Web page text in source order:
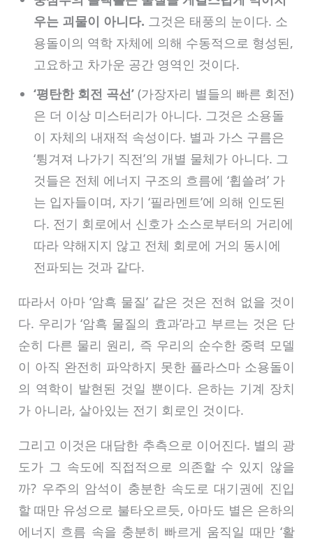
우는 괴물이 아니다. 그것은 태풍의 눈이다. 소
용돌이의 역학 자체에 의해 수동적으로 형성된,
고요하고 차가운 공간 영역인 것이다.
‘평탄한 회전 곡선’(가장자리 별들의 빠른 회전)
은 더 이상 미스터리가 아니다. 그것은 소용돌
이 자체의 내재적 속성이다. 별과 가스 구름은
‘튕겨져 나가기 직전’의 개별 물체가 아니다. 그
것들은 전체 에너지 구조의 흐름에 ‘휩쓸려’ 가
는 입자들이며, 자기 ‘필라멘트’에 의해 인도된
다. 전기 회로에서 신호가 소스로부터의 거리에
따라 약해지지 않고 전체 회로에 거의 동시에
전파되는 것과 같다.
따라서 아마 ‘암흑 물질’ 같은 것은 전혀 없을 것이
다. 우리가 ‘암흑 물질의 효과’라고 부르는 것은 단
순히 다른 물리 원리, 즉 우리의 순수한 중력 모델
이 아직 완전히 파악하지 못한 플라스마 소용돌이
의 역학이 발현된 것일 뿐이다. 은하는 기계 장치
가 아니라, 살아있는 전기 회로인 것이다.
그리고 이것은 대담한 추측으로 이어진다. 별의 광
도가 그 속도에 직접적으로 의존할 수 있지 않을
까? 우주의 암석이 충분한 속도로 대기권에 진입
할 때만 유성으로 불타오르듯, 아마도 별은 은하의
에너지 흐름 속을 충분히 빠르게 움직일 때만 ‘활